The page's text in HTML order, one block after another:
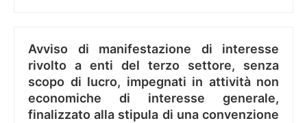
Avviso di manifestazione di interesse
rivolto a enti del terzo settore, senza
scopo di lucro, impegnati in attività non
economiche di interesse generale,
finalizzato alla stipula di una convenzione